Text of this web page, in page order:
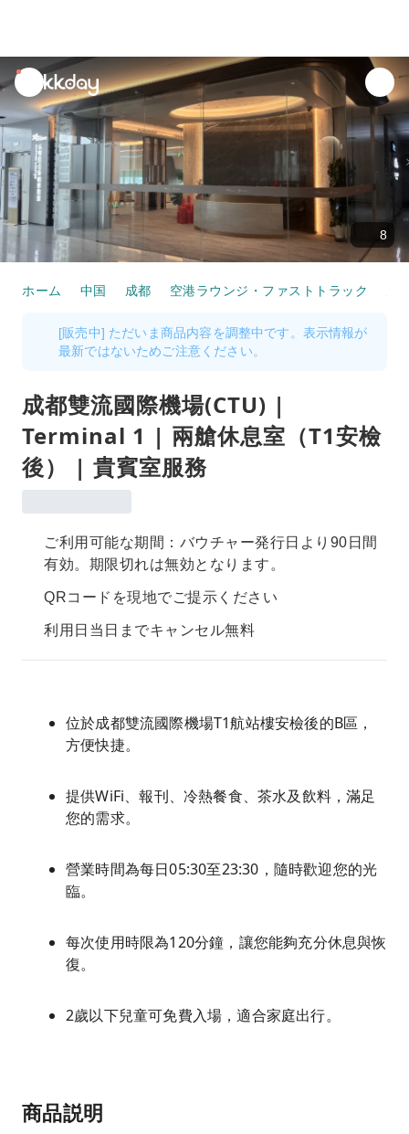
unread
notifications
8
ホーム 中国 成都 空港ラウンジ・ファストトラック
[販売中] ただいま商品内容を調整中です。表示情報が
最新ではないためご注意ください。
成都雙流國際機場(CTU) |
Terminal 1 | 兩艙休息室（T1安檢
後） | 貴賓室服務
ご利用可能な期間：バウチャー発行日より90日間
有効。期限切れは無効となります。
QRコードを現地でご提示ください
利用日当日までキャンセル無料
位於成都雙流國際機場T1航站樓安檢後的B區，
方便快捷。
提供WiFi、報刊、冷熱餐食、茶水及飲料，滿足
您的需求。
營業時間為每日05:30至23:30，隨時歡迎您的光
臨。
每次使用時限為120分鐘，讓您能夠充分休息與恢
復。
2歲以下兒童可免費入場，適合家庭出行。
商品説明